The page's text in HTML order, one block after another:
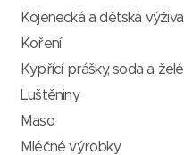
Kojenecká a dětská výživa
Koření
Kypřící prášky, soda a želé
Luštěniny
Maso
Mléčné výrobky